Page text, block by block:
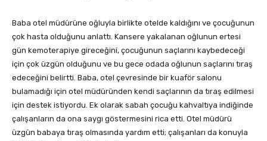
Baba otel müdürüne oğluyla birlikte otelde kaldığını ve çocuğunun
çok hasta olduğunu anlattı. Kansere yakalanan oğlunun ertesi
gün kemoterapiye gireceğini, çocuğunun saçlarını kaybedeceği
için çok üzgün olduğunu ve bu gece odada oğlunun saçlarını tıraş
edeceğini belirtti. Baba, otel çevresinde bir kuaför salonu
bulamadığı için otel müdüründen kendi saçlarının da tıraş edilmesi
için destek istiyordu. Ek olarak sabah çocuğu kahvaltıya indiğinde
çalışanların da ona saygı göstermesini rica etti. Otel müdürü
üzgün babaya tıraş olmasında yardım etti; çalışanları da konuyla